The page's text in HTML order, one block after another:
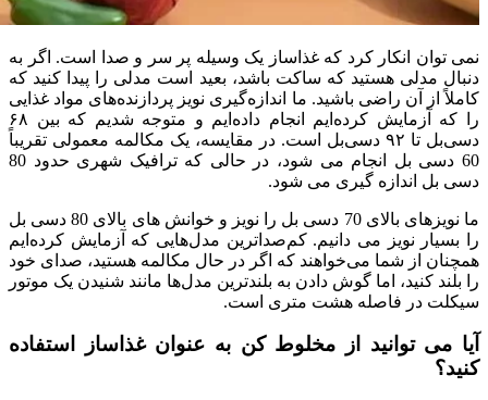
نمی توان انکار کرد که غذاساز یک وسیله پر سر و صدا است. اگر به
دنبال مدلی هستید که ساکت باشد، بعید است مدلی را پیدا کنید که
کاملاً از آن راضی باشید. ما اندازه‌گیری نویز پردازنده‌های مواد غذایی
را که آزمایش کرده‌ایم انجام داده‌ایم و متوجه شدیم که بین ۶۸
دسی‌بل تا ۹۲ دسی‌بل است. در مقایسه، یک مکالمه معمولی تقریباً
60 دسی بل انجام می شود، در حالی که ترافیک شهری حدود 80
دسی بل اندازه گیری می شود.
ما نویزهای بالای 70 دسی بل را نویز و خوانش های بالای 80 دسی بل
را بسیار نویز می دانیم. کم‌صداترین مدل‌هایی که آزمایش کرده‌ایم
همچنان از شما می‌خواهند که اگر در حال مکالمه هستید، صدای خود
را بلند کنید، اما گوش دادن به بلندترین مدل‌ها مانند شنیدن یک موتور
سیکلت در فاصله هشت متری است.
آیا می توانید از مخلوط کن به عنوان غذاساز استفاده
کنید؟